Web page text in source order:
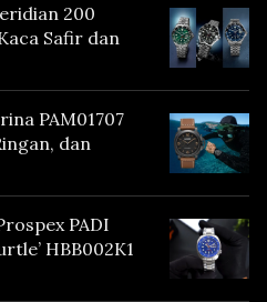
200
Safir dan
PAM01707
dan
PADI
HBB002K1